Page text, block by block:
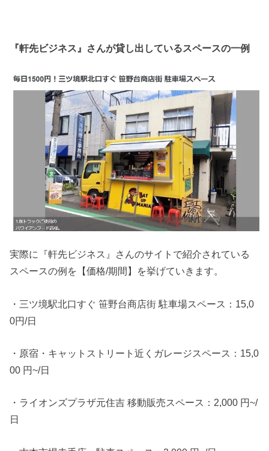
『軒先ビジネス』さんが貸し出しているスペースの一例
実際に『軒先ビジネス』さんのサイトで紹介されている
スペースの例を【価格/期間】を挙げていきます。
・三ツ境駅北口すぐ 笹野台商店街 駐車場スペース：15,0
0円/日
・原宿・キャットストリート近くガレージスペース：15,0
00 円~/日
・ライオンズプラザ元住吉 移動販売スペース：2,000 円~/
日